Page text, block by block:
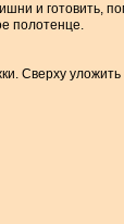
и готовить,
полотенце.
Сверху